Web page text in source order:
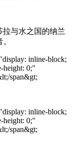
拉与水之国的纳兰
inline-block;
height: 0;"
span&gt;
inline-block;
height: 0;"
span&gt;